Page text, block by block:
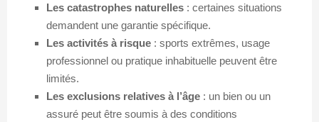
Les catastrophes naturelles : certaines situations
demandent une garantie spécifique.
Les activités à risque : sports extrêmes, usage
professionnel ou pratique inhabituelle peuvent être
limités.
Les exclusions relatives à l’âge : un bien ou un
assuré peut être soumis à des conditions